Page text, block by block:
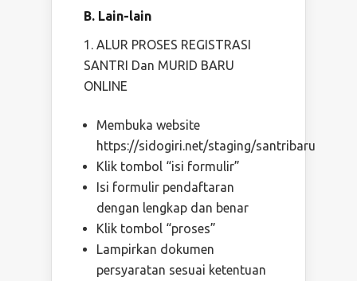
B. Lain-lain
ALUR PROSES REGISTRASI
SANTRI Dan MURID BARU
ONLINE
Membuka website
https://sidogiri.net/staging/santribaru
Klik tombol “isi formulir”
Isi formulir pendaftaran
dengan lengkap dan benar
Klik tombol “proses”
Lampirkan dokumen
persyaratan sesuai ketentuan